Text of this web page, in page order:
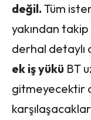
değil. Tüm
yakından
derhal detaylı
ek iş yükü BT
gitmeyecektir